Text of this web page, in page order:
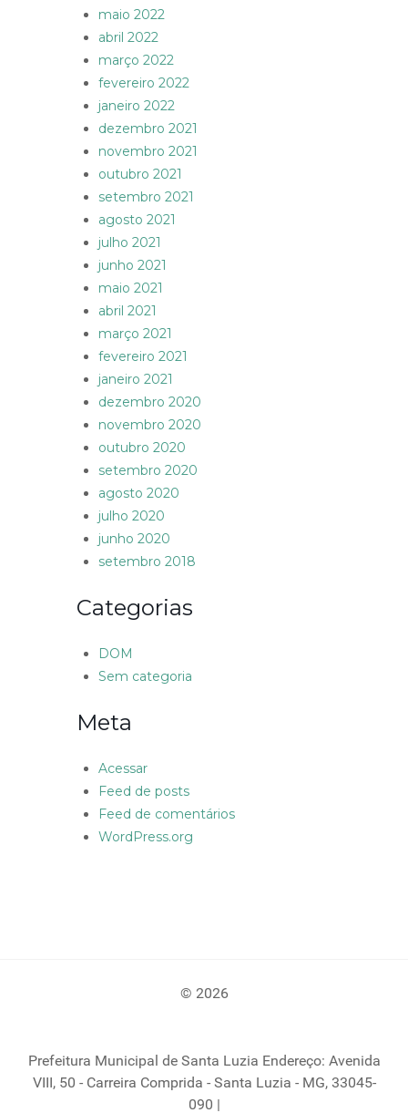
maio 2022
abril 2022
março 2022
fevereiro 2022
janeiro 2022
dezembro 2021
novembro 2021
outubro 2021
setembro 2021
agosto 2021
julho 2021
junho 2021
maio 2021
abril 2021
março 2021
fevereiro 2021
janeiro 2021
dezembro 2020
novembro 2020
outubro 2020
setembro 2020
agosto 2020
julho 2020
junho 2020
setembro 2018
Categorias
DOM
Sem categoria
Meta
Acessar
Feed de posts
Feed de comentários
WordPress.org
© 2026
Prefeitura Municipal de Santa Luzia Endereço: Avenida
VIII, 50 - Carreira Comprida - Santa Luzia - MG, 33045-
090 |